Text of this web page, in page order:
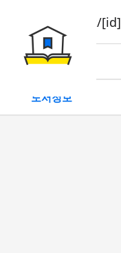
book/rent/[id]
대여
도서정보